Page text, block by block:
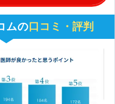
ムの口コミ・評判